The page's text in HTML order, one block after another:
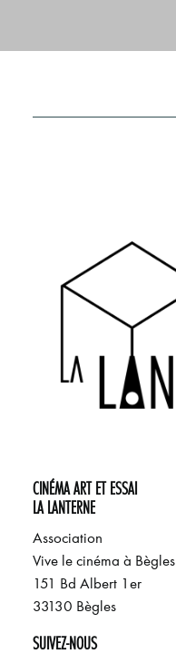
CINÉMA ART ET ESSAI
LA LANTERNE
Association
Vive le cinéma à Bègles
151 Bd Albert 1er
33130 Bègles
SUIVEZ-NOUS